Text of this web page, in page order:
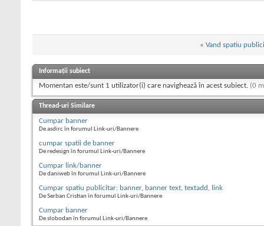
« Vand spatiu
Informații subiect
Momentan este/sunt 1 utilizator(i) care navighează în acest subiect. (0
Thread-uri Similare
Cumpar banner
De asdirc în forumul Link-uri/Bannere
cumpar spatii de banner
De redesign în forumul Link-uri/Bannere
Cumpar link/banner
De daniweb în forumul Link-uri/Bannere
Cumpar spatiu publicitar: banner, banner text, textadd, link
De Serban Cristian în forumul Link-uri/Bannere
Cumpar banner
De slobodan în forumul Link-uri/Bannere